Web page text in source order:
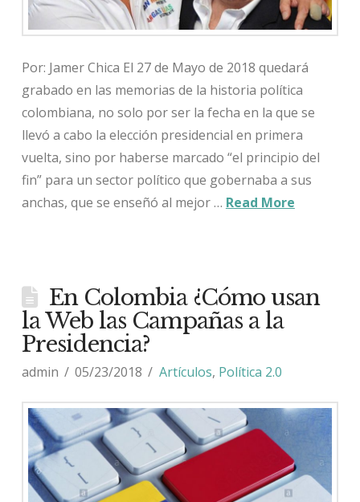
Por: Jamer Chica El 27 de Mayo de 2018 quedará
grabado en las memorias de la historia política
colombiana, no solo por ser la fecha en la que se
llevó a cabo la elección presidencial en primera
vuelta, sino por haberse marcado “el principio del
fin” para un sector político que gobernaba a sus
anchas, que se enseñó al mejor … Read More
En Colombia ¿Cómo usan
la Web las Campañas a la
Presidencia?
admin 05/23/2018 Artículos, Política 2.0